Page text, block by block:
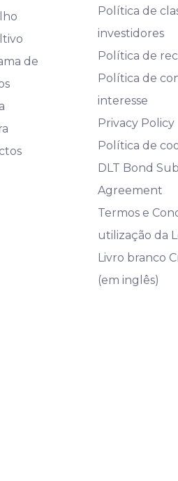
de
Política de
investidores
Política de
Política de
interesse
Privacy Policy
Política de
DLT Bond
Agreement
Termos e
utilização da
Livro branco
(em inglês)